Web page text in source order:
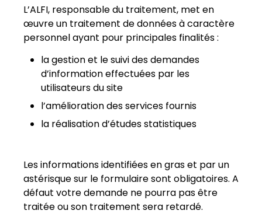
L’ALFI, responsable du traitement, met en
œuvre un traitement de données à caractère
personnel ayant pour principales finalités :
la gestion et le suivi des demandes
d’information effectuées par les
utilisateurs du site
l’amélioration des services fournis
la réalisation d’études statistiques
Les informations identifiées en gras et par un
astérisque sur le formulaire sont obligatoires. A
défaut votre demande ne pourra pas être
traitée ou son traitement sera retardé.